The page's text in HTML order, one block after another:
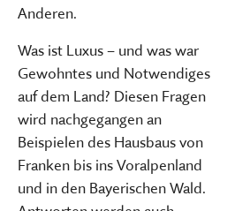
Anderen.
Was ist Luxus – und was war
Gewohntes und Notwendiges
auf dem Land? Diesen Fragen
wird nachgegangen an
Beispielen des Hausbaus von
Franken bis ins Voralpenland
und in den Bayerischen Wald.